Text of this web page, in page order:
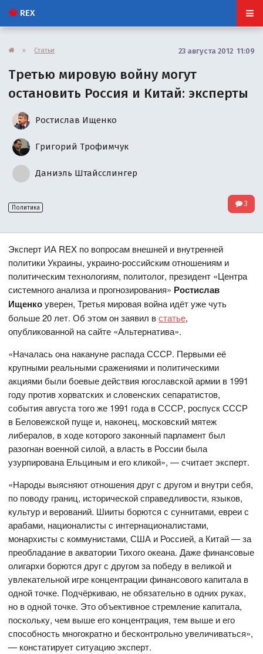
REX
» Статьи 23 августа 2012 11:09
Третью мировую войну могут
остановить Россия и Китай: эксперты
Ростислав Ищенко
Григорий Трофимчук
Даниэль Штайсслингер
Политика 3
Эксперт ИА REX по вопросам внешней и внутренней
политики Украины, украино-российским отношениям и
политическим технологиям, политолог, президент «Центра
системного анализа и прогнозирования» Ростислав
Ищенкоуверен, Третья мировая война идёт уже чуть
больше 20 лет. Об этом он заявил встатье,
опубликованной на сайте «Альтернатива».
«Началась она накануне распада СССР. Первыми её
крупными реальными сражениями и политическими
акциями были боевые действия югославской армии в 1991
году против хорватских и словенских сепаратистов,
события августа того же 1991 года в СССР, роспуск СССР
в Беловежской пуще и, наконец, московский мятеж
либералов, в ходе которого законный парламент был
разогнан военной силой, а власть в России была
узурпирована Ельциным и его кликой», — считает эксперт.
«Народы выясняют отношения друг с другом и внутри себя,
по поводу границ, исторической справедливости, языков,
культур и верований. Шииты борются с суннитами, евреи с
арабами, националисты с интернационалистами,
монархисты с коммунистами, США и Россией, а Китай — за
преобладание в акватории Тихого океана. Даже финансовые
олигархи борются друг с другом за победу в великой и
увлекательной игре концентрации финансового капитала в
одной точке. Подчёркиваю, не обязательно в одних руках,
но в одной точке. Это объективное стремление капитала,
поскольку, чем выше его концентрация, тем выше и его
способность многократно и бесконтрольно увеличиваться»,
— констатирует ситуацию эксперт.